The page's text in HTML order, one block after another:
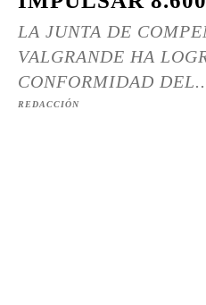
LA JUNTA DE
VALGRANDE HA
CONFORMIDAD
REDACCIÓN